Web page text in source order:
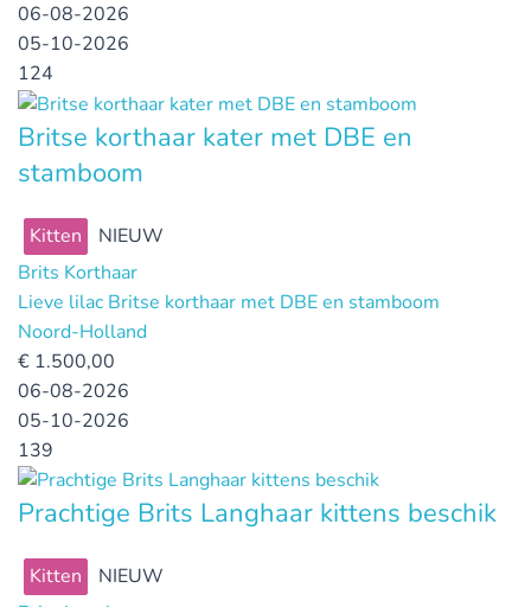
06-08-2026
05-10-2026
124
Britse korthaar kater met DBE en
stamboom
Kitten
NIEUW
Brits Korthaar
Lieve lilac Britse korthaar met DBE en stamboom
Noord-Holland
€ 1.500,00
06-08-2026
05-10-2026
139
Prachtige Brits Langhaar kittens beschik
Kitten
NIEUW